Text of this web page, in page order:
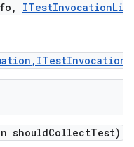
, ITestInvocation
shouldCollectTest)